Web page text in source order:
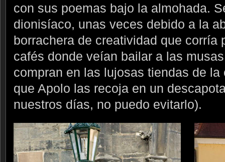
con sus poemas bajo la almohada.
dionisíaco, unas veces debido a la
borrachera de creatividad que corría
cafés donde veían bailar a las
compran en las lujosas tiendas de
que Apolo las recoja en un
nuestros días, no puedo evitarlo).